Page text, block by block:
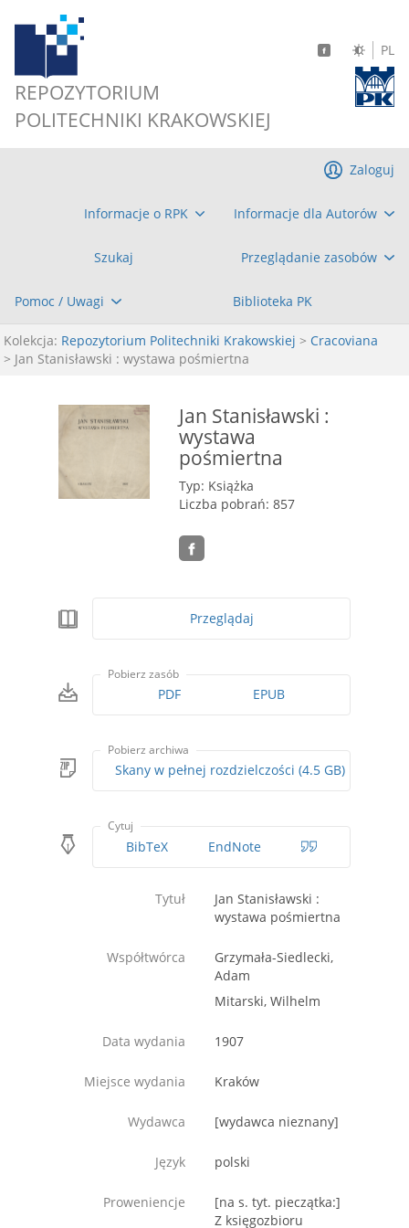
REPOZYTORIUM
POLITECHNIKI KRAKOWSKIEJ
PL
Informacje o RPK Informacje dla Autorów
Szukaj Przeglądanie zasobów
Pomoc / Uwagi Biblioteka PK
Zaloguj
Kolekcja: Repozytorium Politechniki Krakowskiej > Cracoviana
> Jan Stanisławski : wystawa pośmiertna
Jan Stanisławski :
wystawa
pośmiertna
Typ: Książka
Liczba pobrań: 857
Przeglądaj
Pobierz zasób
PDF EPUB
Pobierz archiwa
Skany w pełnej rozdzielczości (4.5 GB)
Cytuj
BibTeX EndNote
Tytuł
Jan Stanisławski :
wystawa pośmiertna
Współtwórca
Grzymała-Siedlecki,
Adam
Mitarski, Wilhelm
Data wydania 1907
Miejsce wydania Kraków
Wydawca [wydawca nieznany]
Język polski
Proweniencje
[na s. tyt. pieczątka:]
Z księgozbioru